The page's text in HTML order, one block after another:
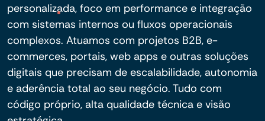
personalizada, foco em performance e integração
com sistemas internos ou fluxos operacionais
complexos. Atuamos com projetos B2B, e-
commerces, portais, web apps e outras soluções
digitais que precisam de escalabilidade, autonomia
e aderência total ao seu negócio. Tudo com
código próprio, alta qualidade técnica e visão